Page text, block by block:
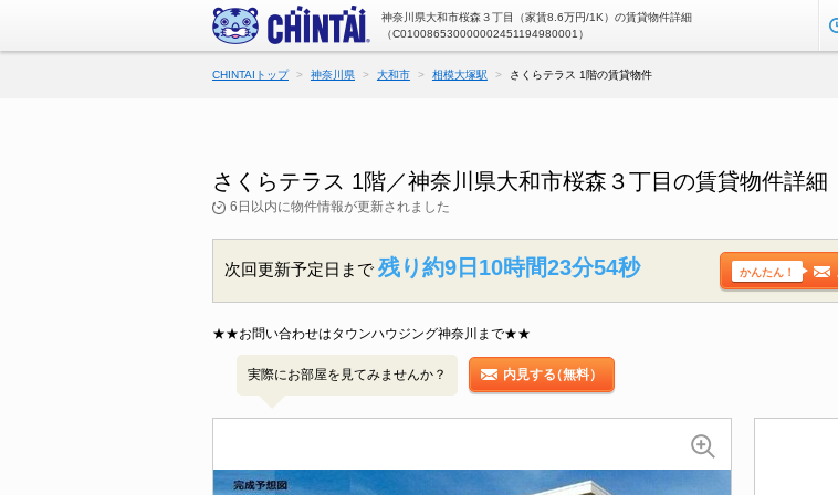
神奈川県大和市桜森３丁目（家賃8.6万円/1K）の賃貸物件詳細
（C010086530000002451194980001）
CHINTAIトップ 神奈川県 大和市 相模大塚駅 さくらテラス 1階の賃貸物件
さくらテラス 1階／神奈川県大和市桜森３丁目の賃貸物件詳細
6日以内に物件情報が更新されました
次回更新予定日まで 残り約9日10時間23分53秒 かんたん！
★★お問い合わせはタウンハウジング神奈川まで★★
実際にお部屋を見てみませんか？ 内見する（無料）